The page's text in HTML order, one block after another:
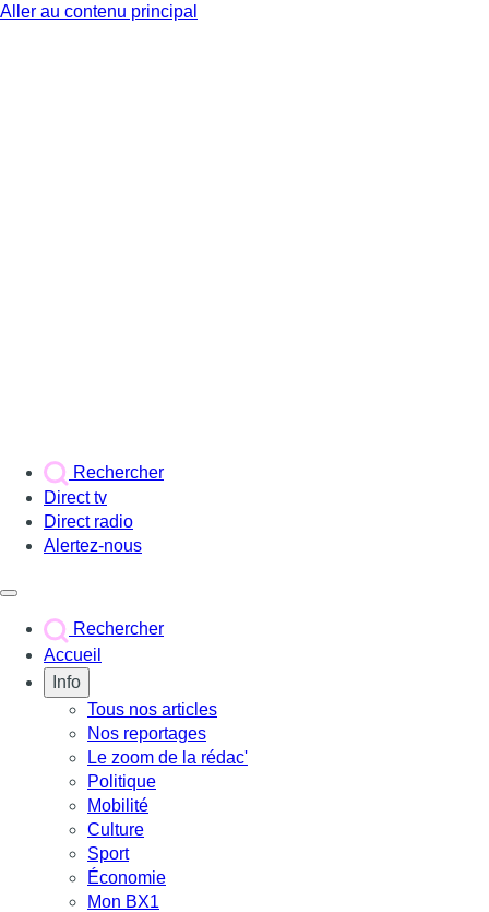
Aller au contenu principal
Rechercher
Direct tv
Direct radio
Alertez-nous
Rechercher
Accueil
Info
Tous nos articles
Nos reportages
Le zoom de la rédac'
Politique
Mobilité
Culture
Sport
Économie
Mon BX1